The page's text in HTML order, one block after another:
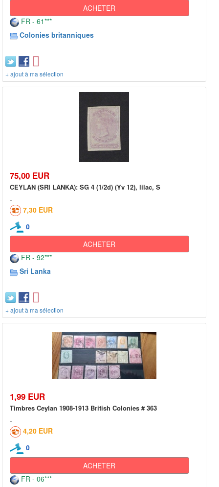
ACHETER
FR - 61***
Colonies britanniques
+ ajout à ma sélection
75,00 EUR
CEYLAN (SRI LANKA): SG 4 (1/2d) (Yv 12), lilac, S
7,30 EUR
0
ACHETER
FR - 92***
Sri Lanka
+ ajout à ma sélection
1,99 EUR
Timbres Ceylan 1908-1913 British Colonies # 363
4,20 EUR
0
ACHETER
FR - 06***